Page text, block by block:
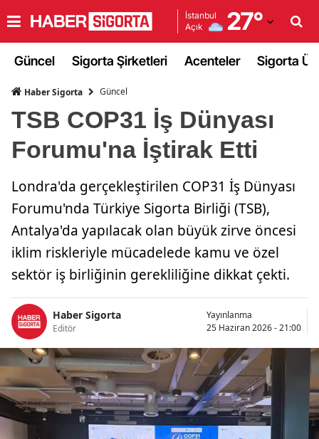
İstanbul
Açık
27°
Adana
Ağrı
Amasya
Ankara
Antalya
Artvin
Aydın
Bilecik
Bingöl
Bitlis
Bolu
Güncel Sigorta Şirketleri Acenteler Sigorta
Haber Sigorta Güncel
TSB COP31 İş Dünyası
Forumu'na İştirak Etti
Londra'da gerçekleştirilen COP31 İş Dünyası
Forumu'nda Türkiye Sigorta Birliği (TSB),
Antalya'da yapılacak olan büyük zirve öncesi
iklim riskleriyle mücadelede kamu ve özel
sektör iş birliğinin gerekliliğine dikkat çekti.
Haber Sigorta
Editör
Yayınlanma
25 Haziran 2026 - 21:00